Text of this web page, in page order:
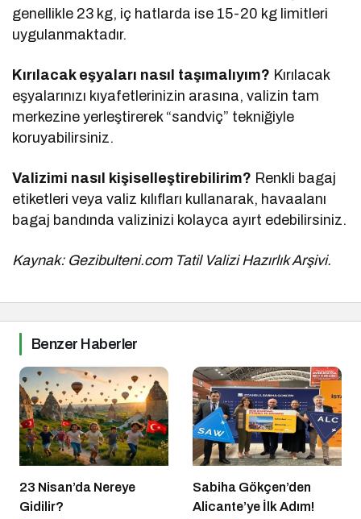
genellikle 23 kg, iç hatlarda ise 15-20 kg limitleri
uygulanmaktadır.
Kırılacak eşyaları nasıl taşımalıyım? Kırılacak
eşyalarınızı kıyafetlerinizin arasına, valizin tam
merkezine yerleştirerek “sandviç” tekniğiyle
koruyabilirsiniz.
Valizimi nasıl kişiselleştirebilirim? Renkli bagaj
etiketleri veya valiz kılıfları kullanarak, havaalanı
bagaj bandında valizinizi kolayca ayırt edebilirsiniz.
Kaynak: Gezibulteni.com Tatil Valizi Hazırlık Arşivi.
Benzer Haberler
23 Nisan’da Nereye
Gidilir?
Sabiha Gökçen’den
Alicante’ye İlk Adım!